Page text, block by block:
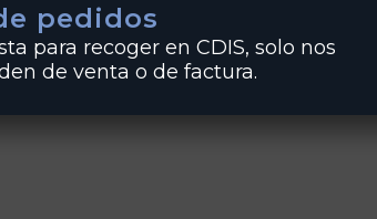
pedidos
para recoger en CDIS, solo nos
de venta o de factura.